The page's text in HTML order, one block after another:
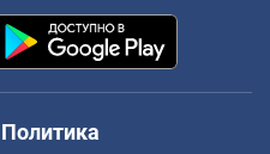
Политика